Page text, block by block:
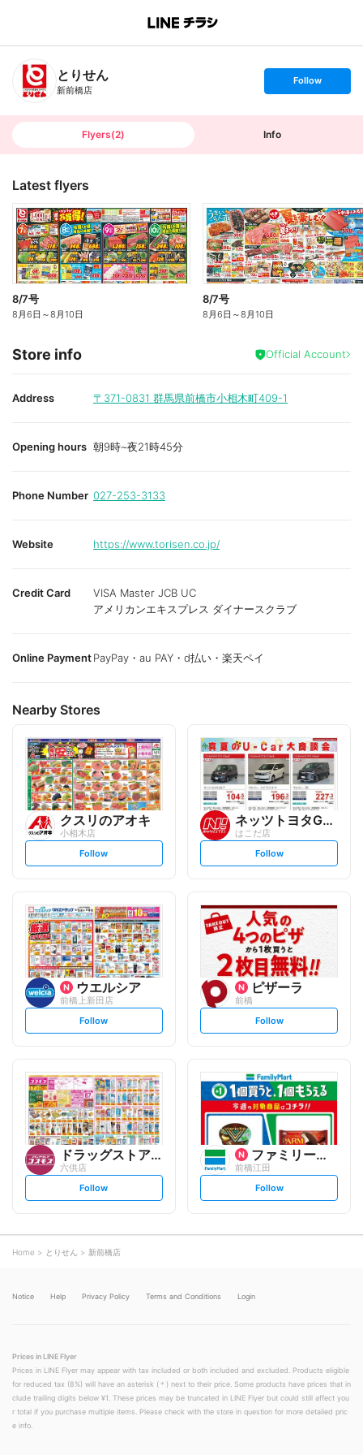
B
n
T
とりせん
新前橋店
s
t
o
Follow
Flyers(2) Info
Latest flyers
8/7号
8月6日 ～8月10日
8/7号
8月6日 ～8月10日
Store info Official Account
Address 〒371-0831 群馬県前橋市小相木町409-1
Opening hours 朝9時~夜21時45分
Phone Number 027-253-3133
Website https://www.torisen.co.jp/
Credit Card
VISA Master JCB UC
アメリカンエキスプレス ダイナースクラブ
Online PaymentPayPay・au PAY・d払い・楽天ペイ
Nearby Stores
クスリのアオキ
小相木店
s
t
l
o
w
Follow
ネッツトヨタGTGぐんま
はこだ店
s
t
l
o
w
Follow
ウエルシア
前橋上新田店
s
t
l
o
w
Follow
ピザーラ
前橋
s
t
l
o
w
Follow
ドラッグストアコスモス
六供店
s
t
o
w
Follow
ファミリーマート
前橋江田
s
t
Follow
Home とりせん 新前橋店
Notice Help Privacy Policy Terms and Conditions Login
Prices in LINE Flyer
Prices in LINE Flyer may appear with tax included or both included and excluded. Products eligible
for reduced tax (8%) will have an asterisk (＊) next to their price. Some products have prices that in
clude trailing digits below ¥1. These prices may be truncated in LINE Flyer but could still affect you
r total if you purchase multiple items. Please check with the store in question for more detailed pric
e info.